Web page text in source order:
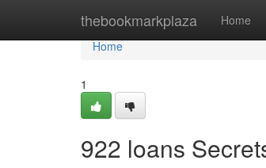
thebookmarkplaza Home
Home
Home
1
922 loans